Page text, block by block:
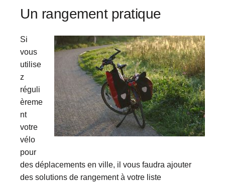
Un rangement pratique
Si
vous
utilise
z
réguli
èreme
nt
votre
vélo
pour
des déplacements en ville, il vous faudra ajouter
des solutions de rangement à votre liste